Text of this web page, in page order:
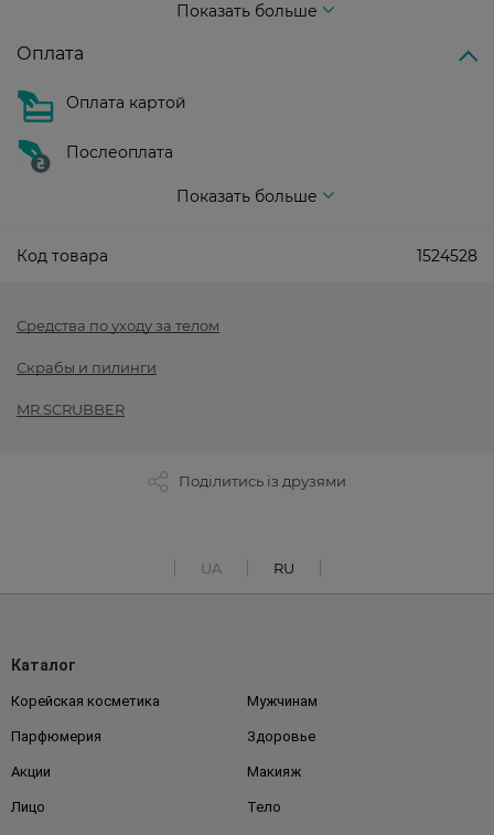
Показать больше
Оплата
Оплата картой
Послеоплата
Показать больше
Код товара 1524528
Средства по уходу за телом
Скрабы и пилинги
MR.SCRUBBER
Поділитись із друзями
UA RU
Каталог
Корейская косметика Мужчинам
Парфюмерия Здоровье
Акции Макияж
Лицо Тело